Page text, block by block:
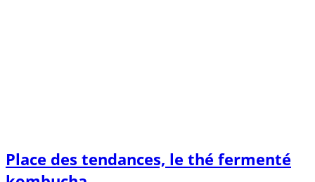
Place des tendances, le thé fermenté